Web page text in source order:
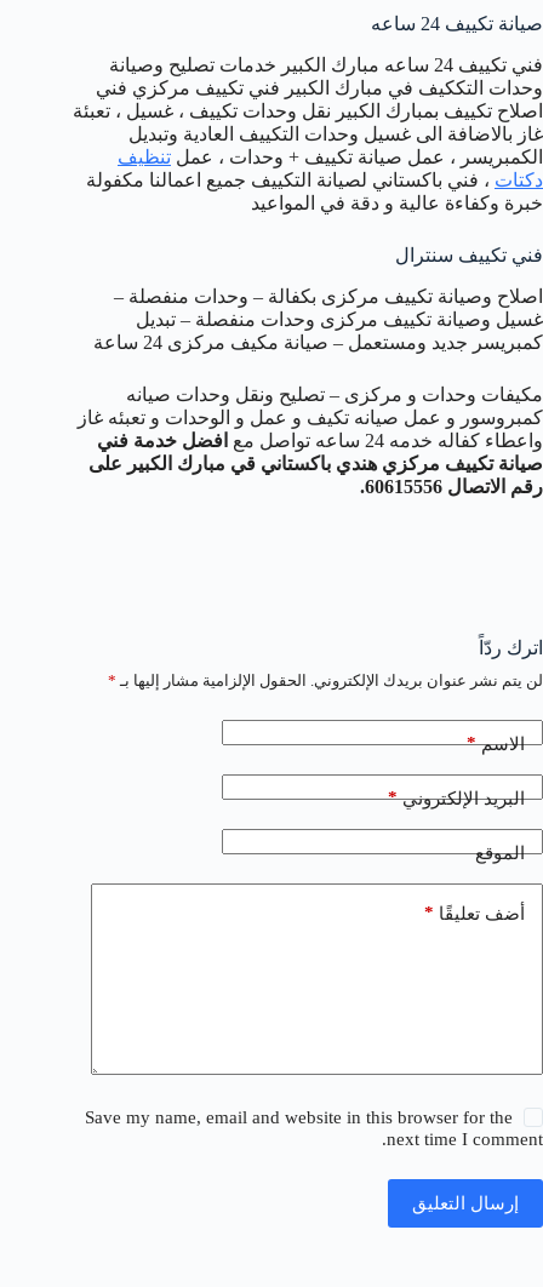
صيانة تكييف 24 ساعه
فني تكييف 24 ساعه مبارك الكبير خدمات تصليح وصيانة
وحدات التككيف في مبارك الكبير فني تكييف مركزي فني
اصلاح تكييف بمبارك الكبير نقل وحدات تكييف ، غسيل ، تعبئة
غاز بالاضافة الى غسيل وحدات التكييف العادية وتبديل
الكمبريسر ، عمل صيانة تكييف + وحدات ، عمل تنظيف
دكتات ، فني باكستاني لصيانة التكييف جميع اعمالنا مكفولة
خبرة وكفاءة عالية و دقة في المواعيد
فني تكييف سنترال
اصلاح وصيانة تكييف مركزى بكفالة – وحدات منفصلة –
غسيل وصيانة تكييف مركزى وحدات منفصلة – تبديل
كمبريسر جديد ومستعمل – صيانة مكيف مركزى 24 ساعة
مكيفات وحدات و مركزى – تصليح ونقل وحدات صيانه
كمبروسور و عمل صيانه تكيف و عمل و الوحدات و تعبئه غاز
واعطاء كفاله خدمه 24 ساعه تواصل مع
افضل خدمة فني
صيانة تكييف مركزي هندي باكستاني قي مبارك الكبير على
رقم الاتصال 60615556.
اترك ردّاً
لن يتم نشر عنوان بريدك الإلكتروني. الحقول الإلزامية مشار إليها بـ *
الاسم*
البريد الإلكتروني*
الموقع
أضف تعليقًا *
Save my name, email and website in this browser for the
next time I comment.
إرسال التعليق